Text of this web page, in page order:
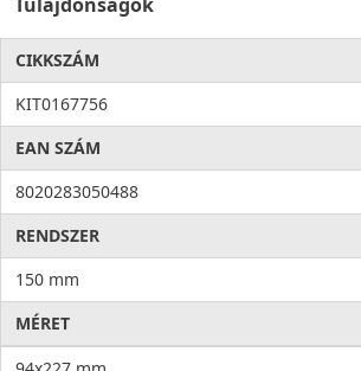
CIKKSZÁM
KIT0167756
EAN SZÁM
8020283050488
RENDSZER
150 mm
MÉRET